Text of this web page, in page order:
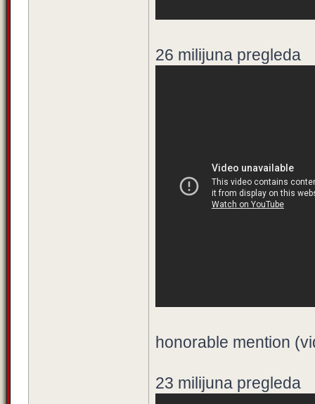
26 milijuna pregleda
honorable mention
23 milijuna pregleda